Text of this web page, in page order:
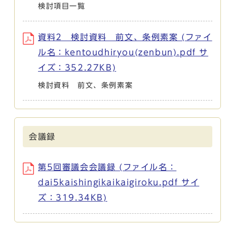
検討項目一覧
資料2 検討資料 前文、条例素案 (ファイ
ル名：kentoudhiryou(zenbun).pdf サ
イズ：352.27KB)
検討資料 前文、条例素案
会議録
第5回審議会会議録 (ファイル名：
dai5kaishingikaikaigiroku.pdf サイ
ズ：319.34KB)